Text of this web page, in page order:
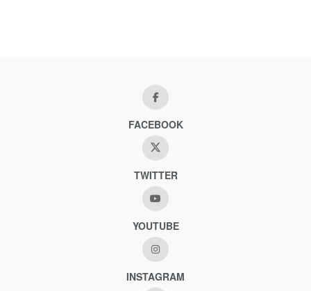
FACEBOOK
TWITTER
YOUTUBE
INSTAGRAM